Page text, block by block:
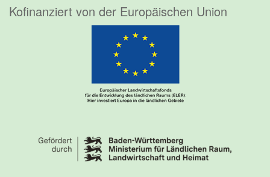
Kofinanziert von der Europäischen Union